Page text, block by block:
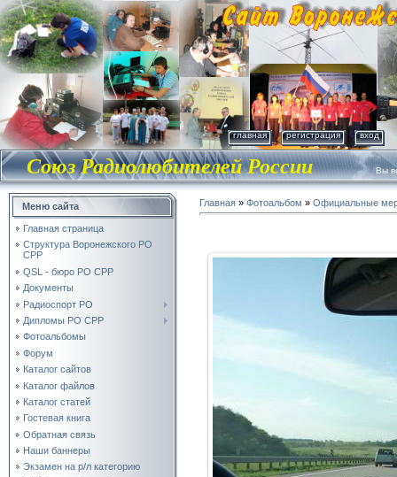
главная регистрация вход
Союз Радиолюбителей России Вы
Меню сайта
Главная страница
Структура Воронежского РО
СРР
QSL - бюро РО СРР
Документы
Радиоспорт РО
Дипломы РО СРР
Фотоальбомы
Форум
Каталог сайтов
Каталог файлов
Каталог статей
Гостевая книга
Обратная связь
Наши баннеры
Экзамен на р/л категорию
Главная » Фотоальбом » Официальные